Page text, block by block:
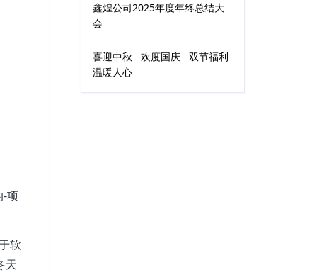
项
软
天
鑫煌公司2025年度年终总结大
会
喜迎中秋 欢度国庆 双节福利
温暖人心